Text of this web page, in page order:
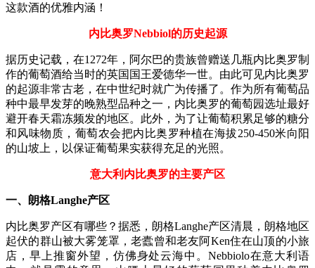
这款酒的优雅内涵！
内比奥罗Nebbiol的历史起源
据历史记载，在1272年，阿尔巴的贵族曾赠送几瓶内比奥罗制
作的葡萄酒给当时的英国国王爱德华一世。由此可见内比奥罗
的起源非常古老，在中世纪时就广为传播了。作为所有葡萄品
种中最早发芽的晚熟型品种之一，内比奥罗的葡萄园选址最好
避开春天霜冻频发的地区。此外，为了让葡萄积累足够的糖分
和风味物质，葡萄农会把内比奥罗种植在海拔250-450米向阳
的山坡上，以保证葡萄果实获得充足的光照。
意大利内比奥罗的主要产区
一、朗格Langhe产区
内比奥罗产区有哪些？据悉，朗格Langhe产区清晨，朗格地区
起伏的群山被大雾笼罩，老蠹曾和老友阿Ken住在山顶的小旅
店，早上推窗外望，仿佛身处云海中。Nebbiolo在意大利语